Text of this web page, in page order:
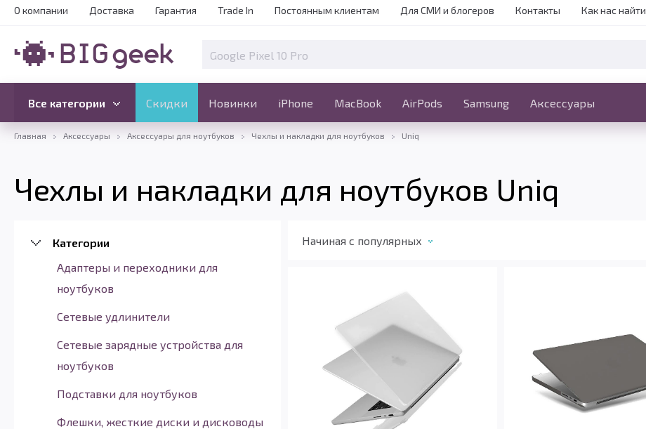
О компании Доставка Гарантия Trade In Постоянным клиентам Для СМИ и блогеров Контакты Как нас найти
Все категории Скидки Новинки iPhone MacBook AirPods Samsung Аксессуары
Скидки Новинки iPhone MacBook
Все категории Ещё
Главная Аксессуары Аксессуары для ноутбуков Чехлы и накладки для ноутбуков Uniq
Чехлы и накладки для ноутбуков Uniq
Категории
Адаптеры и переходники для
ноутбуков
Cетевые удлинители
Сетевые зарядные устройства для
ноутбуков
Подставки для ноутбуков
Флешки, жесткие диски и дисководы
Начиная c популярных